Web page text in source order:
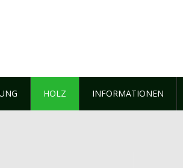
HOLZ INFORMATIONEN